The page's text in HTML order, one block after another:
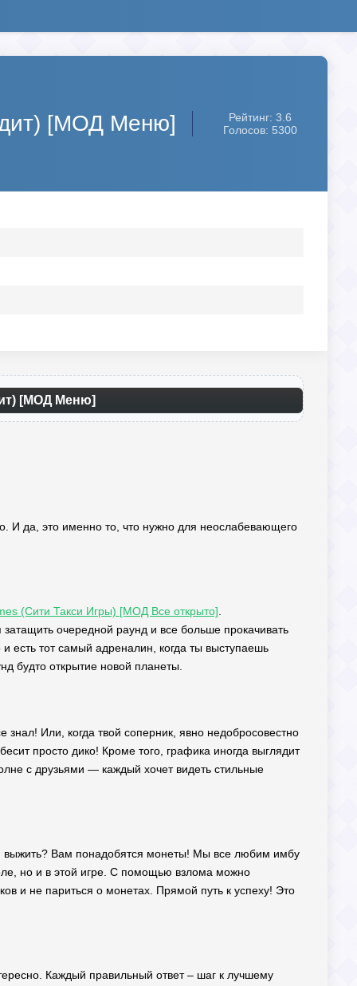
[МОД Меню]
Рейтинг: 3.6
Голосов: 5300
[МОД Меню]
И да, это именно то, что нужно для неослабевающего
(Сити Такси Игры) [МОД Все открыто]
очередной раунд и все больше прокачивать
есть тот самый адреналин, когда ты выступаешь
будто открытие новой планеты.
знал! Или, когда твой соперник, явно недобросовестно
просто дико! Кроме того, графика иногда выглядит
с друзьями — каждый хочет видеть стильные
выжить? Вам понадобятся монеты! Мы все любим имбу
но и в этой игре. С помощью взлома можно
и не париться о монетах. Прямой путь к успеху! Это
Каждый правильный ответ – шаг к лучшему